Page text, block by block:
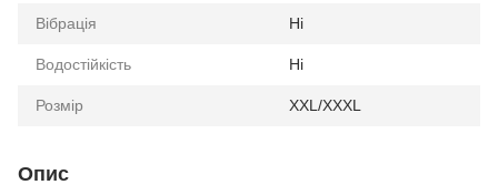
Вібрація Ні
Водостійкість Ні
Розмір XXL/XXXL
Опис